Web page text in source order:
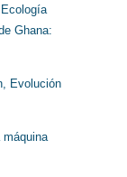
Ghana:
Evolución
máquina